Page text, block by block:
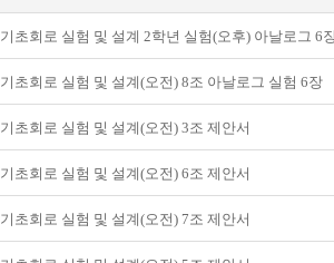
기초회로 실험 및 설계 2학년 실험(오후) 아날로그 6
기초회로 실험 및 설계(오전) 8조 아날로그 실험 6장
기초회로 실험 및 설계(오전) 3조 제안서
기초회로 실험 및 설계(오전) 6조 제안서
기초회로 실험 및 설계(오전) 7조 제안서